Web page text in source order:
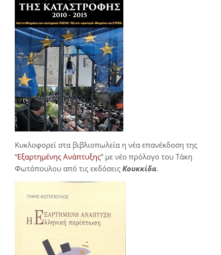
Κυκλοφορεί στα βιβλιοπωλεία η νέα επανέκδοση της
“Εξαρτημένης Ανάπτυξης” με νέο πρόλογο του Τάκη
Φωτόπουλου από τις εκδόσεις Κουκκίδα.